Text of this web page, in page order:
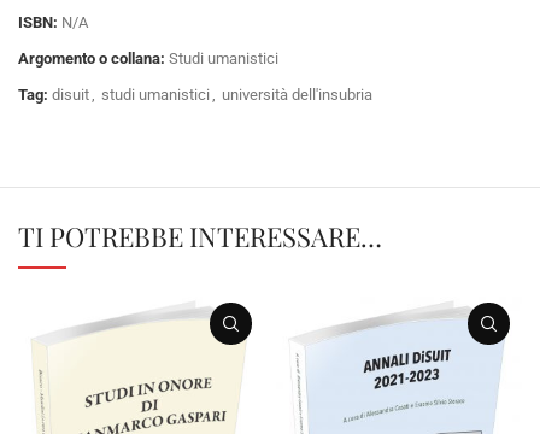
ISBN: N/A
Argomento o collana: Studi umanistici
Tag: disuit, studi umanistici, università dell'insubria
TI POTREBBE INTERESSARE…